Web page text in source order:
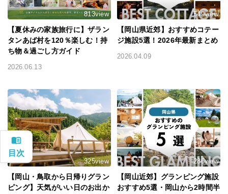
813view
【夏休みの家族旅行に】ザラン
タンあば村を120％楽しむ！持
ち物＆過ごし方ガイド
2026.06.13
549view
【岡山県近郊】おすすめコテー
ジ施設5選！2026年最新まとめ
2026.04.09
325view
【岡山・鳥取から日帰りグラン
ピング】天気がいい日のお出か
286view
【岡山近郊】グランピング施設
おすすめ5選・岡山から2時間半